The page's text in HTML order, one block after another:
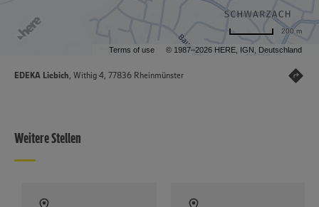
Terms of use © 1987–2026 HERE, IGN, Deutschland
200 m
EDEKA Liebich, Withig 4, 77836 Rheinmünster
Weitere Stellen